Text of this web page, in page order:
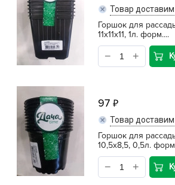
Товар доставим
Горшок для
11х11х11, 1л. форм....
97
Товар доставим
Горшок для
10,5х8,5, 0,5л.